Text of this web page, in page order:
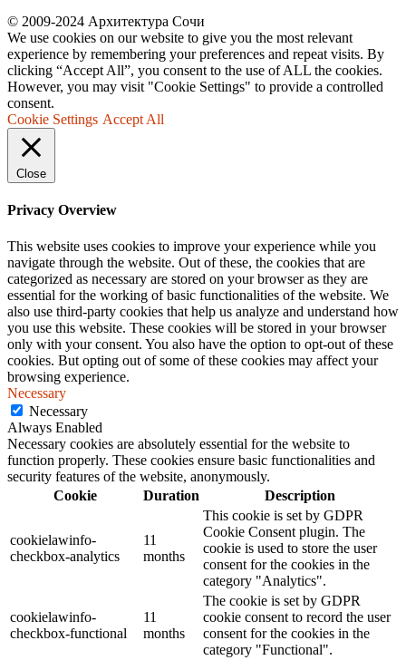
© 2009-2024 Архитектура Сочи
We use cookies on our website to give you the most relevant
experience by remembering your preferences and repeat visits. By
clicking “Accept All”, you consent to the use of ALL the cookies.
However, you may visit "Cookie Settings" to provide a controlled
consent.
Cookie Settings Accept All
Close
Privacy Overview
This website uses cookies to improve your experience while you
navigate through the website. Out of these, the cookies that are
categorized as necessary are stored on your browser as they are
essential for the working of basic functionalities of the website. We
also use third-party cookies that help us analyze and understand how
you use this website. These cookies will be stored in your browser
only with your consent. You also have the option to opt-out of these
cookies. But opting out of some of these cookies may affect your
browsing experience.
Necessary
Necessary
Always Enabled
Necessary cookies are absolutely essential for the website to
function properly. These cookies ensure basic functionalities and
security features of the website, anonymously.
Cookie
Duration Description
cookielawinfo-
checkbox-analytics
11
months
This cookie is set by GDPR
Cookie Consent plugin. The
cookie is used to store the user
consent for the cookies in the
category "Analytics".
cookielawinfo-
checkbox-functional
11
months
The cookie is set by GDPR
cookie consent to record the user
consent for the cookies in the
category "Functional".